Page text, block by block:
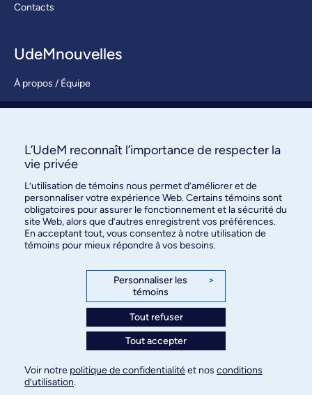
Contacts
UdeMnouvelles
À propos / Équipe
S’abonner
des relations publiques
3744, rue Jean-Brillant, bureau 490
Montréal (Québec) H3T 1P1
Paramètres des témoins
© Université de Montréal, 2026. Tous droits
L’UdeM reconnaît l’importance de respecter la
vie privée
L’utilisation de témoins nous permet d’améliorer et de
personnaliser votre expérience Web. Certains témoins sont
obligatoires pour assurer le fonctionnement et la sécurité du
site Web, alors que d’autres enregistrent vos préférences.
En acceptant tout, vous consentez à notre utilisation de
témoins pour mieux répondre à vos besoins.
Personnaliser les
témoins
>
Tout refuser
Tout accepter
Voir notre politique de confidentialitéet nos conditions
d’utilisation.